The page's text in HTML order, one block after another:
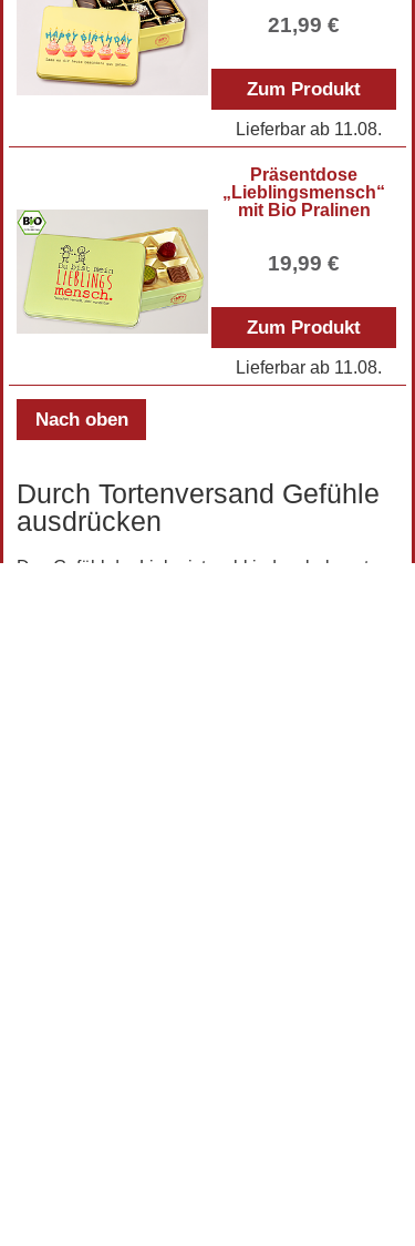
21,99 €
Zum Produkt
Lieferbar ab 11.08.
Präsentdose
„Lieblingsmensch“
mit Bio Pralinen
19,99 €
Zum Produkt
Lieferbar ab 11.08.
Nach oben
Durch Tortenversand Gefühle
ausdrücken
Das Gefühl der Liebe ist wohl jedem bekannt –